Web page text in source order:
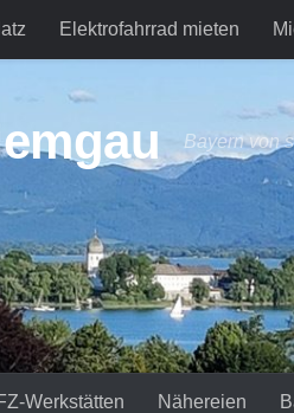
Elektrofahrrad mieten
Bayern von
Werkstätten Nähereien